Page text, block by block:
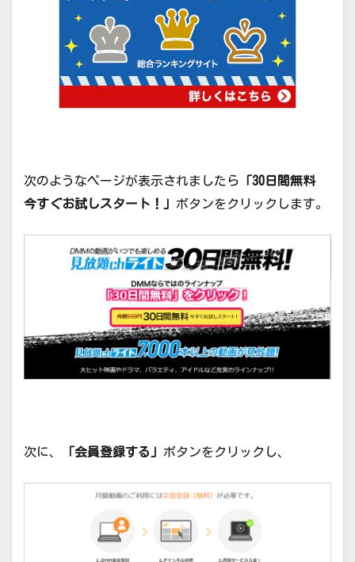
次のようなページが表示されましたら 「30日間無料
今すぐお試しスタート！」 ボタンをクリックします。
次に、 「会員登録する」 ボタンをクリックし、